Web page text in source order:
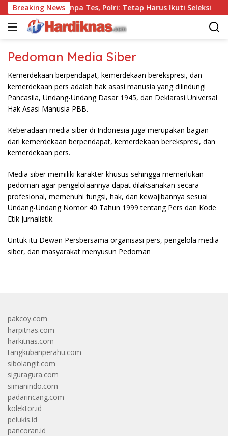
Langsung
ke
konten
Breaking News
Itu Polisi Tanpa Tes, Polri: Tetap Harus Ikuti Seleksi
Pedoman Media Siber
Kemerdekaan berpendapat, kemerdekaan berekspresi, dan
kemerdekaan pers adalah hak asasi manusia yang dilindungi
Pancasila, Undang-Undang Dasar 1945, dan Deklarasi Universal
Hak Asasi Manusia PBB.
Keberadaan media siber di Indonesia juga merupakan bagian
dari kemerdekaan berpendapat, kemerdekaan berekspresi, dan
kemerdekaan pers.
Media siber memiliki karakter khusus sehingga memerlukan
pedoman agar pengelolaannya dapat dilaksanakan secara
profesional, memenuhi fungsi, hak, dan kewajibannya sesuai
Undang-Undang Nomor 40 Tahun 1999 tentang Pers dan Kode
Etik Jurnalistik.
Untuk itu Dewan Persbersama organisasi pers, pengelola media
siber, dan masyarakat menyusun Pedoman
pakcoy.com
harpitnas.com
harkitnas.com
tangkubanperahu.com
sibolangit.com
siguragura.com
simanindo.com
padarincang.com
kolektor.id
pelukis.id
pancoran.id